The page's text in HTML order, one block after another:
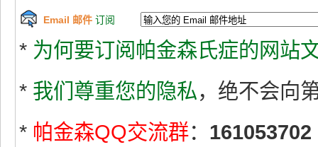
Email 邮件 订阅
* 为何要订阅帕金森氏症的网站
* 我们尊重您的隐私，绝不会向
* 帕金森QQ交流群： 161053702